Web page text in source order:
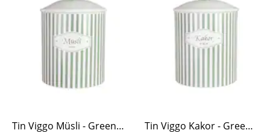
Tin Viggo Müsli - Green/White Tin Viggo Kakor - Green/White